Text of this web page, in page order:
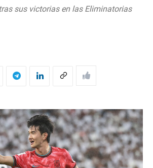
sus victorias en las Eliminatorias